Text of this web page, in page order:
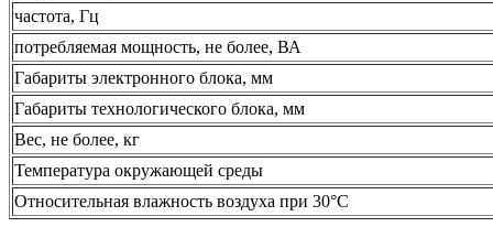
частота, Гц
потребляемая мощность, не более, ВА
Габариты электронного блока, мм
Габариты технологического блока, мм
Вес, не более, кг
Температура окружающей среды
Относительная влажность воздуха при 30°С